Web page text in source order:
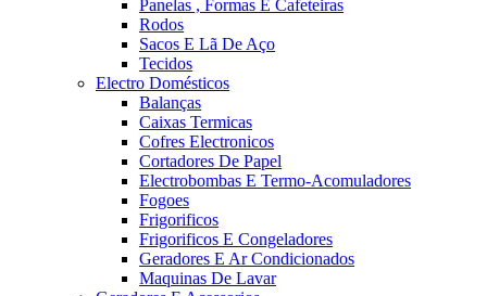
Panelas , Formas E Cafeteiras
Rodos
Sacos E Lã De Aço
Tecidos
Electro Domésticos
Balanças
Caixas Termicas
Cofres Electronicos
Cortadores De Papel
Electrobombas E Termo-Acomuladores
Fogoes
Frigorificos
Frigorificos E Congeladores
Geradores E Ar Condicionados
Maquinas De Lavar